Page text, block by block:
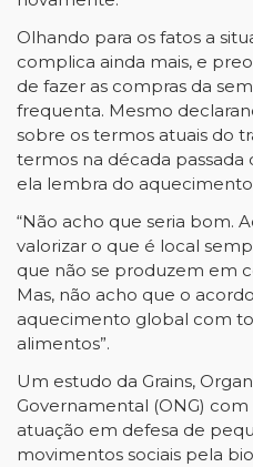
Olhando para os fatos a
complica ainda mais, e
de fazer as compras da
frequenta. Mesmo
sobre os termos atuais do
termos na década
ela lembra do
“Não acho que seria bom.
valorizar o que é local
que não se produzem em
Mas, não acho que o
aquecimento global com
alimentos”.
Um estudo da Grains,
Governamental (ONG)
atuação em defesa de
movimentos sociais pela